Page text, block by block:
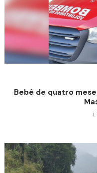
Bebê de quatro